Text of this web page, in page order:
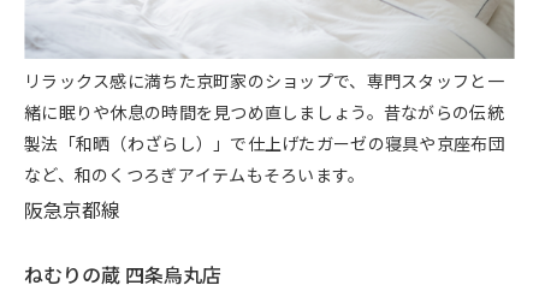
リラックス感に満ちた京町家のショップで、専門スタッフと一
緒に眠りや休息の時間を見つめ直しましょう。昔ながらの伝統
製法「和晒（わざらし）」で仕上げたガーゼの寝具や京座布団
など、和のくつろぎアイテムもそろいます。
阪急京都線
ねむりの蔵 四条烏丸店